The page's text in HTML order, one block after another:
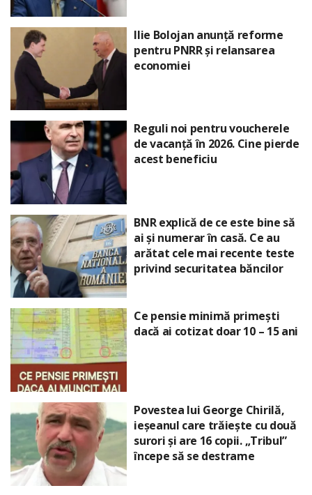
Ilie Bolojan anunță reforme
pentru PNRR și relansarea
economiei
Reguli noi pentru voucherele
de vacanță în 2026. Cine pierde
acest beneficiu
BNR explică de ce este bine să
ai și numerar în casă. Ce au
arătat cele mai recente teste
privind securitatea băncilor
Ce pensie minimă primești
dacă ai cotizat doar 10 – 15 ani
Povestea lui George Chirilă,
ieșeanul care trăiește cu două
surori și are 16 copii. „Tribul”
începe să se destrame